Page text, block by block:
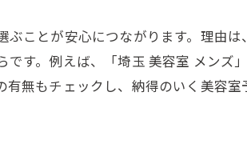
ト予約のテクニック
るネット活用法
を提案できる理由
ことが安心につながります。理由
す。例えば、「埼玉 美容室 メンズ
無もチェックし、納得のいく美容室
こちら
こちら